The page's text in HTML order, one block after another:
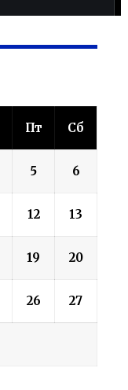
Пт Сб
5 6
12 13
19 20
26 27